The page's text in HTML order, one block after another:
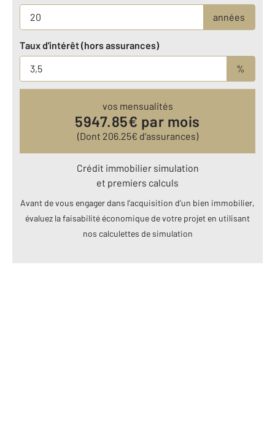
années
Taux d'intérêt (hors assurances)
%
vos mensualités
5947.85€ par mois
(Dont 206.25€ d’assurances)
Crédit immobilier simulation
et premiers calculs
Avant de vous engager dans l’acquisition d’un bien immobilier,
évaluez la faisabilité économique de votre projet en utilisant
nos calculettes de simulation